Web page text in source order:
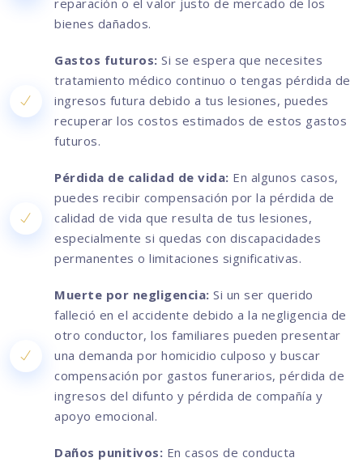
reparación o el valor justo de mercado de los
bienes dañados.
Gastos futuros: Si se espera que necesites
tratamiento médico continuo o tengas pérdida de
ingresos futura debido a tus lesiones, puedes
recuperar los costos estimados de estos gastos
futuros.
Pérdida de calidad de vida: En algunos casos,
puedes recibir compensación por la pérdida de
calidad de vida que resulta de tus lesiones,
especialmente si quedas con discapacidades
permanentes o limitaciones significativas.
Muerte por negligencia: Si un ser querido
falleció en el accidente debido a la negligencia de
otro conductor, los familiares pueden presentar
una demanda por homicidio culposo y buscar
compensación por gastos funerarios, pérdida de
ingresos del difunto y pérdida de compañía y
apoyo emocional.
Daños punitivos: En casos de conducta